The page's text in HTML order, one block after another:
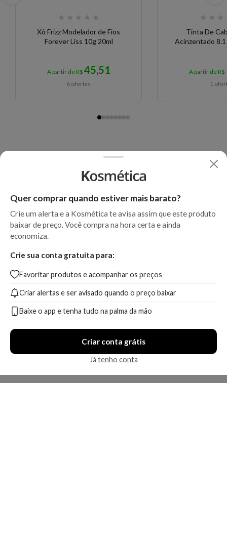
★ ★ ★ ★ ★
Xô Frizz Modelador de Fios
Forever Liss 10g 20ml
A partir de R$ 45,51
6 ofertas
★ ★ ★
Tinta De
Acinzentado
A partir de R$
1
Quer comprar quando estiver mais barato?
Crie um alerta e a Kosmética te avisa assim que este produto
baixar de preço. Você compra na hora certa e ainda
economiza.
Crie sua conta gratuita para:
Favoritar produtos e acompanhar os preços
Criar alertas e ser avisado quando o preço baixar
Baixe o app e tenha tudo na palma da mão
Criar conta grátis
Já tenho conta